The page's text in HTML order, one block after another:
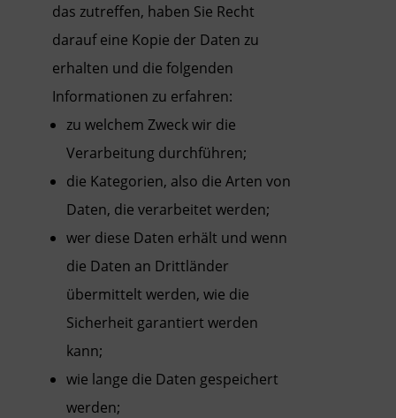
das zutreffen, haben Sie Recht
darauf eine Kopie der Daten zu
erhalten und die folgenden
Informationen zu erfahren:
zu welchem Zweck wir die
Verarbeitung durchführen;
die Kategorien, also die Arten von
Daten, die verarbeitet werden;
wer diese Daten erhält und wenn
die Daten an Drittländer
übermittelt werden, wie die
Sicherheit garantiert werden
kann;
wie lange die Daten gespeichert
werden;